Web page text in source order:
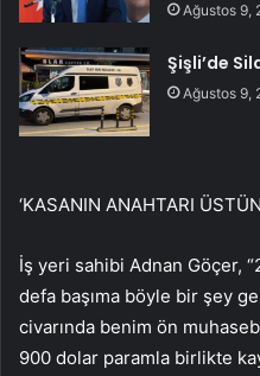
Ağustos 9,
Şişli’de
Ağustos 9,
‘KASANIN ANAHTARI
İş yeri sahibi Adnan Göçer,
defa başıma böyle bir şey
civarında benim ön
900 dolar paramla birlikte